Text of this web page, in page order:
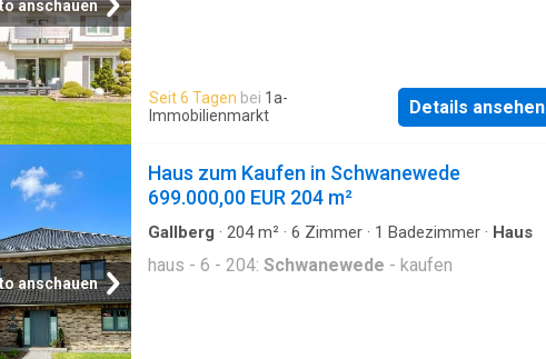
anschauen
Seit 6 Tagen bei 1a-
Immobilienmarkt
Details ansehen
anschauen
Haus zum Kaufen in Schwanewede
699.000,00 EUR 204 m²
Gallberg · 204m² · 6 Zimmer · 1 Badezimmer · Haus
haus - 6 - 204: Schwanewede - kaufen